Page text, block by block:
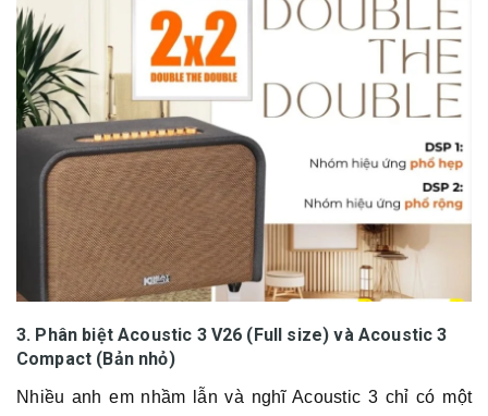
3. Phân biệt Acoustic 3 V26 (Full size) và Acoustic 3
Compact (Bản nhỏ)
Nhiều anh em nhầm lẫn và nghĩ Acoustic 3 chỉ có một